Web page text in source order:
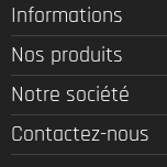
Informations
Nos produits
Notre société
Contactez-nous